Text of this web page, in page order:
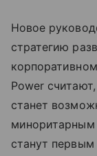
Новое
стратегию
Power
станет
станут